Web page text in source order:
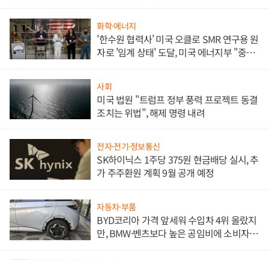
화학·에너지
'한수원 협력사' 미국 오클로 SMR 연구용 원
자로 '임계 상태' 도달, 미국 에너지부 "중요
사회
미국 법원 "트럼프 정부 풍력 프로젝트 동결
조치는 위법", 해제 명령 내려
전자·전기·정보통신
SK하이닉스 1주당 375원 현금배당 실시, 추
가 주주환원 계획 9월 공개 예정
자동차·부품
BYD코리아 가격 앞세워 수입차 4위 올랐지
만, BMW·벤츠보다 높은 공임비에 소비자